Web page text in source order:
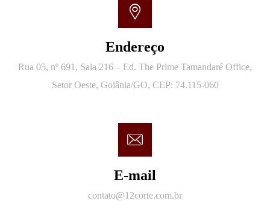
Endereço
Rua 05, nº 691, Sala 216 – Ed. The Prime Tamandaré Office,
Setor Oeste, Goiânia/GO, CEP: 74.115-060
E-mail
contato@12corte.com.br